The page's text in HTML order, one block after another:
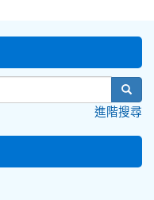
進階搜尋